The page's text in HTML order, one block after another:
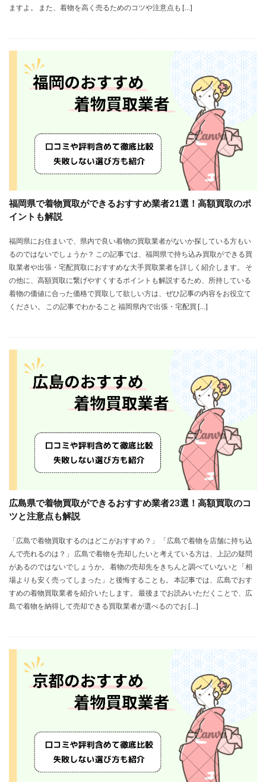
ますよ。 また、着物を高く売るためのコツや注意点も […]
福岡県で着物買取ができるおすすめ業者21選！高額買取のポ
イントも解説
福岡県にお住まいで、県内で良い着物の買取業者がないか探している方もい
るのではないでしょうか？ この記事では、福岡県で持ち込み買取ができる買
取業者や出張・宅配買取におすすめな大手買取業者を詳しく紹介します。 そ
の他に、高額買取に繋げやすくするポイントも解説するため、所持している
着物の価値に合った価格で買取して欲しい方は、ぜひ記事の内容をお役立て
ください。 この記事でわかること 福岡県内で出張・宅配買 […]
広島県で着物買取ができるおすすめ業者23選！高額買取のコ
ツと注意点も解説
「広島で着物買取するのはどこがおすすめ？」 「広島で着物を店舗に持ち込
んで売れるのは？」 広島で着物を売却したいと考えている方は、上記の疑問
があるのではないでしょうか。 着物の売却先をきちんと調べていないと「相
場よりも安く売ってしまった」と後悔することも。 本記事では、広島でおす
すめの着物買取業者を紹介いたします。 最後までお読みいただくことで、広
島で着物を納得して売却できる買取業者が選べるのでお […]